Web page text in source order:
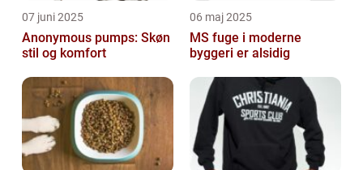
07 juni 2025
Anonymous pumps: Skøn
stil og komfort
06 maj 2025
MS fuge i moderne
byggeri er alsidig